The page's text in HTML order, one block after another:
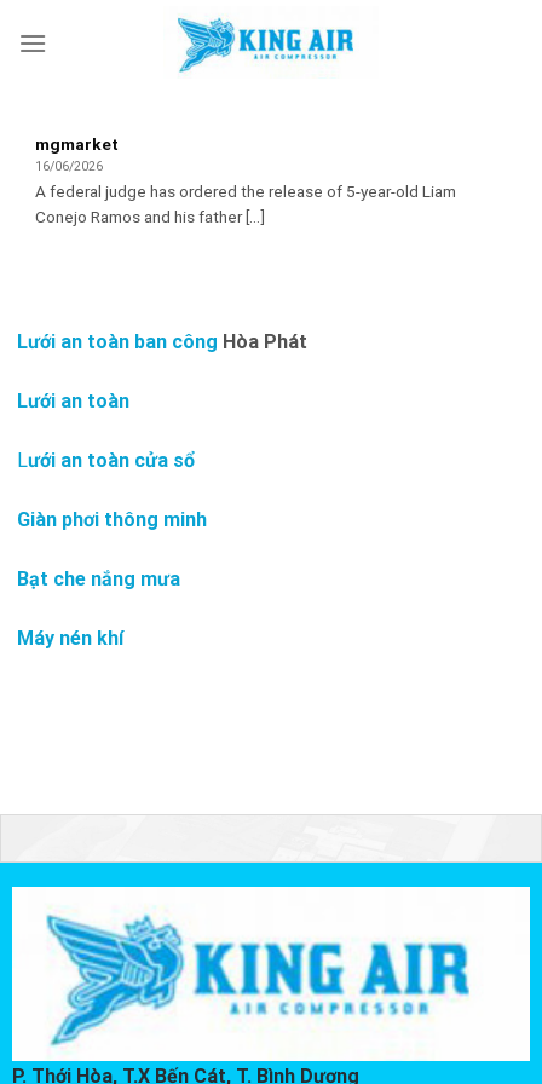
mgmarket
16/06/2026
A federal judge has ordered the release of 5-year-old Liam
Conejo Ramos and his father [...]
Lưới an toàn ban công Hòa Phát
Lưới an toàn
Lưới an toàn cửa sổ
Giàn phơi thông minh
Bạt che nắng mưa
Máy nén khí
P. Thới Hòa, T.X Bến Cát, T. Bình Dương